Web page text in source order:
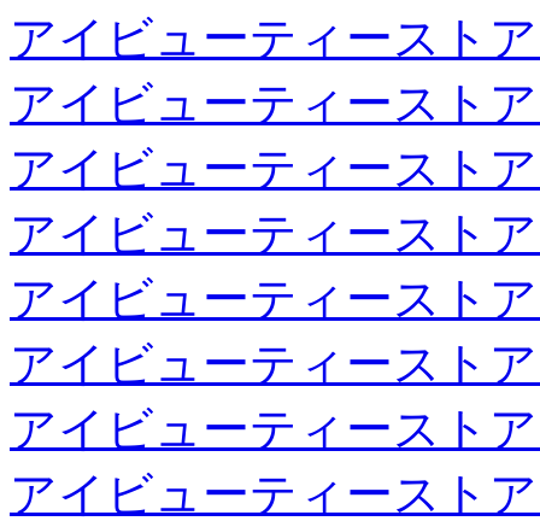
アイビューティースト
アイビューティースト
アイビューティースト
アイビューティースト
アイビューティースト
アイビューティースト
アイビューティースト
アイビューティースト